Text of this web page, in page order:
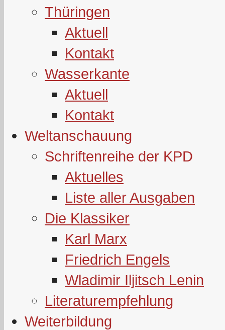
Thüringen
Aktuell
Kontakt
Wasserkante
Aktuell
Kontakt
Weltanschauung
Schriftenreihe der KPD
Aktuelles
Liste aller Ausgaben
Die Klassiker
Karl Marx
Friedrich Engels
Wladimir Iljitsch Lenin
Literaturempfehlung
Weiterbildung